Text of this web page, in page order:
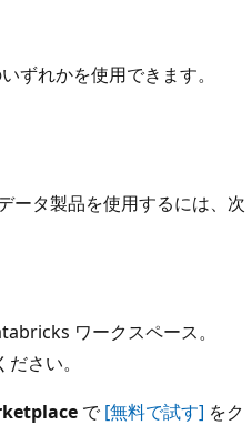
れかを使用できます。
ータ製品を使用するには、次
ワークスペース。
さい。
で[無料で試す] をク